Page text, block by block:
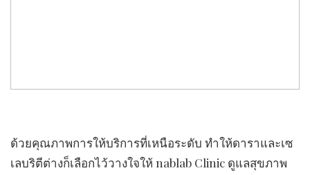
ด้วยคุณภาพการให้บริการที่เหนือระดับ ทำให้ดาราและเซ
เลบริตีต่างก็เลือกไว้วางใจให้ nablab Clinic ดูแลสุขภาพ